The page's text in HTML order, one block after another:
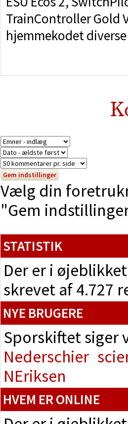
TrainController Gold
hjemmekodet diverse
Vælg din
"Gem
STATISTIK
Der er i
skrevet af 4.727
NYE BRUGERE
Sporskiftet
Nederschier
NEriksen
HVEM ER ONLINE